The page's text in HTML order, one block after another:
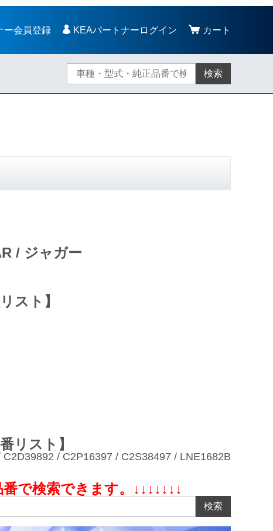
ー会員登録 KEAパートナーログイン カート
検索
/ ジャガー
スト】
リスト】
/ C2P16397 / C2S38497 / LNE1682B
で検索できます。↓↓↓↓↓↓↓
検索